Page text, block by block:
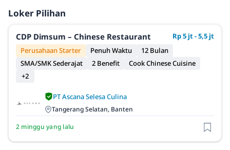
Loker Pilihan
CDP Dimsum – Chinese Restaurant
Rp 5 jt - 5,5 jt
Perusahaan Starter
Penuh Waktu
12 Bulan
SMA/SMK Sederajat
2 Benefit
Cook Chinese Cuisine
+2
PT Ascana Selesa Culina
Tangerang Selatan, Banten
2 minggu yang lalu